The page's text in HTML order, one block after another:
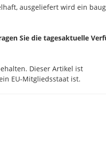
ausgeliefert wird ein
Sie die tagesaktuelle
Dieser Artikel ist
EU-Mitgliedsstaat ist.